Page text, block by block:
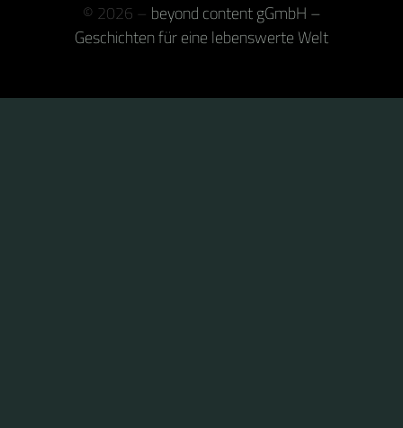
© 2026 – beyond content gGmbH –
Geschichten für eine lebenswerte Welt